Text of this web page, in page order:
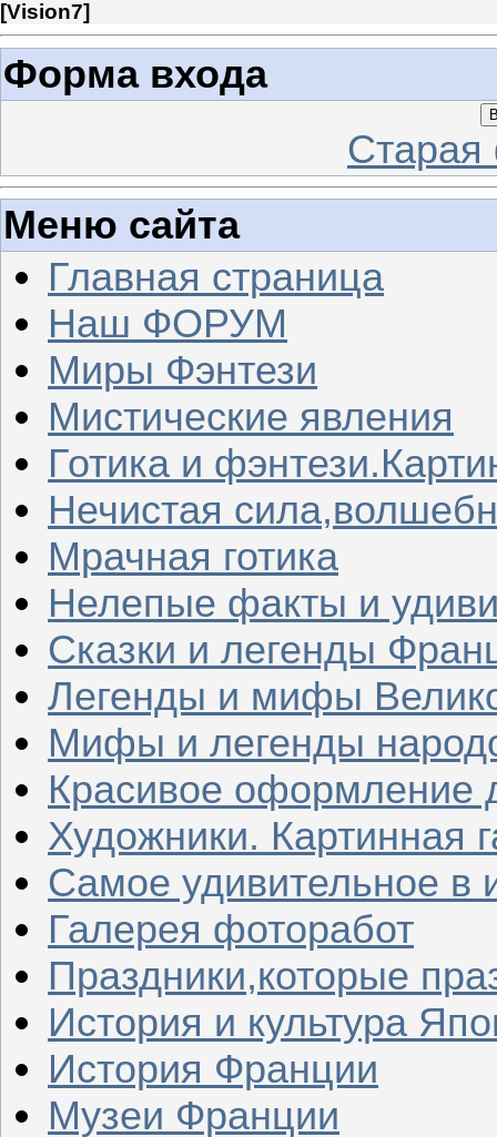
[Vision7]
Форма входа
Меню сайта
Главная страница
Наш ФОРУМ
Миры Фэнтези
Мистические явления
Готика и
Нечистая
Мрачная готика
Нелепые факты и
Сказки и легенды
Легенды и мифы
Мифы и легенды
Красивое оформление
Художники. Картинная
Самое удивительное в
Галерея фоторабот
Праздники,которые
История и культура
История Франции
Музеи Франции